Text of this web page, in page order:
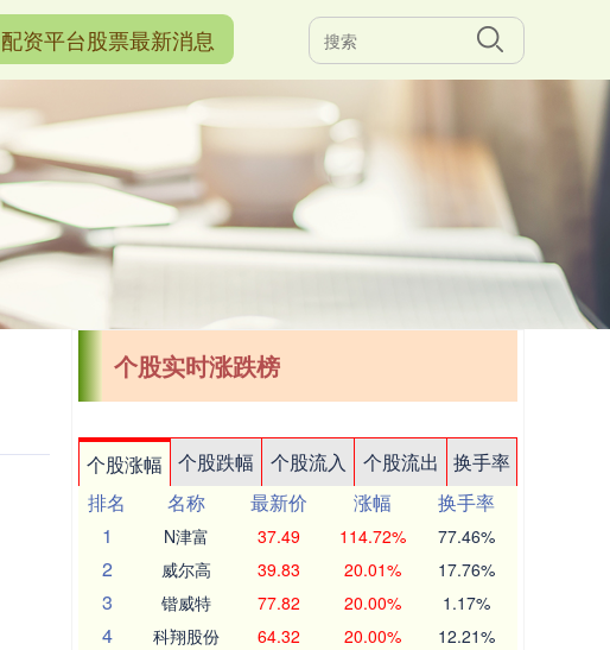
配资平台股票最新消息
个股实时涨跌榜
个股涨幅 个股跌幅 个股流入 个股流出
换手率
排名
名称 最新价 涨幅
换手率
1
N津富 37.49 114.72% 77.46%
2 威尔高 39.83 20.01% 17.76%
3 锴威特 77.82 20.00% 1.17%
4 科翔股份 64.32 20.00% 12.21%